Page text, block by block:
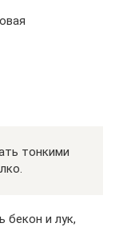
тонкими
бекон и лук,